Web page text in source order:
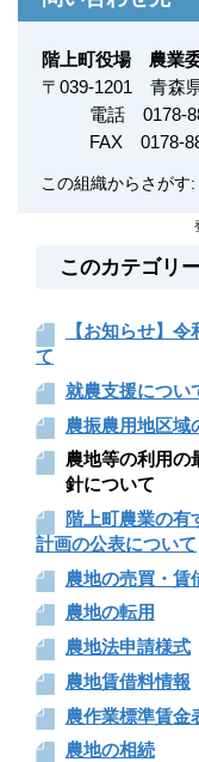
階上町役場 農業
〒 039-1201
青森
電話 0178-
FAX 0178-
この組織からさがす:
このカテゴリ
【お知らせ】
て
就農支援につい
農振農用地区域
農地等の利用の
針について
階上町農業の有
計画の公表について
農地の売買・賃
農地の転用
農地法申請様式
農地賃借料情報
農作業標準賃金
農地の相続